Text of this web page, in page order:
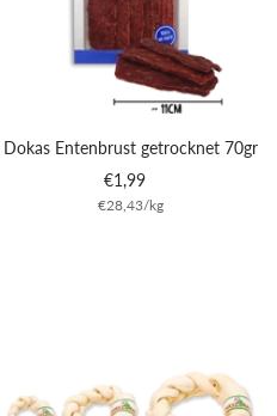
Dokas Entenbrust getrocknet 70gr
Angebotspreis
€1,99
€28,43/kg